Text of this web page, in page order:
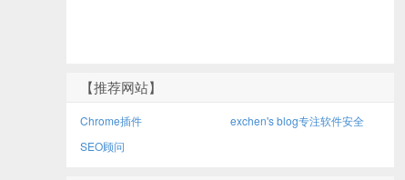
【推荐网站】
Chrome插件
exchen's blog专注软件安全
SEO顾问